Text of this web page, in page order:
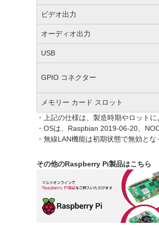
ビデオ出力
オーディオ出力
USB
GPIO コネクター
メモリー カード スロット
・上記の仕様は、製造時期やロット
・OSは、Raspbian 2019-06-20、
・無線LAN機能は初期状態で無効と
その他のRaspberry Pi製品はこちら